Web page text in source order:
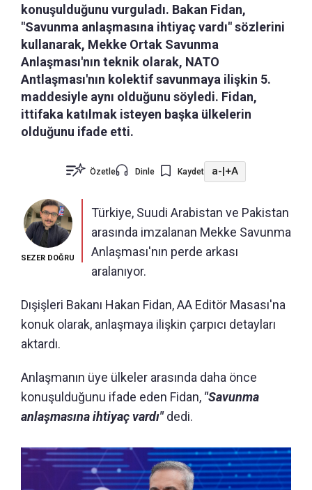
konuşulduğunu vurguladı. Bakan Fidan,
"Savunma anlaşmasına ihtiyaç vardı" sözlerini
kullanarak, Mekke Ortak Savunma
Anlaşması'nın teknik olarak, NATO
Antlaşması'nın kolektif savunmaya ilişkin 5.
maddesiyle aynı olduğunu söyledi. Fidan,
ittifaka katılmak isteyen başka ülkelerin
olduğunu ifade etti.
Özetle Dinle Kaydet a-|+A
SEZER DOĞRU
Türkiye, Suudi Arabistan ve Pakistan
arasında imzalanan Mekke Savunma
Anlaşması'nın perde arkası
aralanıyor.
Dışişleri Bakanı Hakan Fidan, AA Editör Masası'na
konuk olarak, anlaşmaya ilişkin çarpıcı detayları
aktardı.
Anlaşmanın üye ülkeler arasında daha önce
konuşulduğunu ifade eden Fidan, "Savunma
anlaşmasına ihtiyaç vardı"dedi.